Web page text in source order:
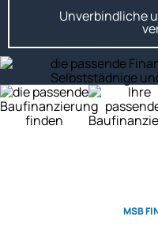
Unverbindliche
MSB